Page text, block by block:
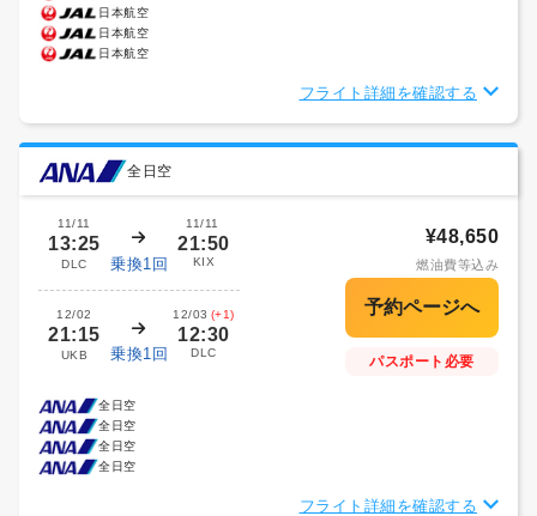
日本航空
日本航空
日本航空
フライト詳細を確認する
全日空
11/11
13:25
DLC 乗換1回
11/11
21:50
KIX
12/02
21:15
UKB 乗換1回
12/03 (+1)
12:30
DLC
¥48,650
燃油費等込み
パスポート必要
全日空
全日空
全日空
全日空
フライト詳細を確認する